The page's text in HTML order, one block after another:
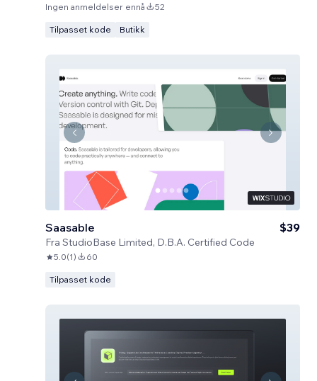
Ingen anmeldelser ennå 52
Tilpasset kode Butikk
Saasable
Fra StudioBase Limited, D.B.A. Certified Code
$39
5.0(1) 60
Tilpasset kode